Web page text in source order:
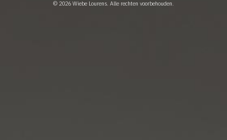
© 2026 Wiebe Lourens. Alle rechten voorbehouden.